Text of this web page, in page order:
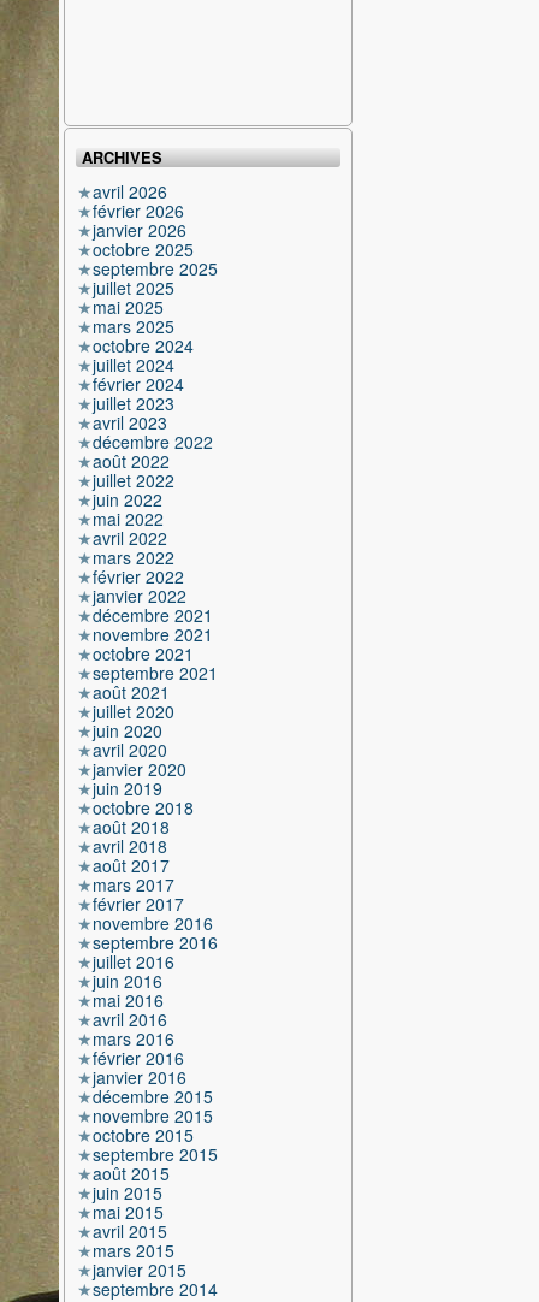
ARCHIVES
avril 2026
février 2026
janvier 2026
octobre 2025
septembre 2025
juillet 2025
mai 2025
mars 2025
octobre 2024
juillet 2024
février 2024
juillet 2023
avril 2023
décembre 2022
août 2022
juillet 2022
juin 2022
mai 2022
avril 2022
mars 2022
février 2022
janvier 2022
décembre 2021
novembre 2021
octobre 2021
septembre 2021
août 2021
juillet 2020
juin 2020
avril 2020
janvier 2020
juin 2019
octobre 2018
août 2018
avril 2018
août 2017
mars 2017
février 2017
novembre 2016
septembre 2016
juillet 2016
juin 2016
mai 2016
avril 2016
mars 2016
février 2016
janvier 2016
décembre 2015
novembre 2015
octobre 2015
septembre 2015
août 2015
juin 2015
mai 2015
avril 2015
mars 2015
janvier 2015
septembre 2014